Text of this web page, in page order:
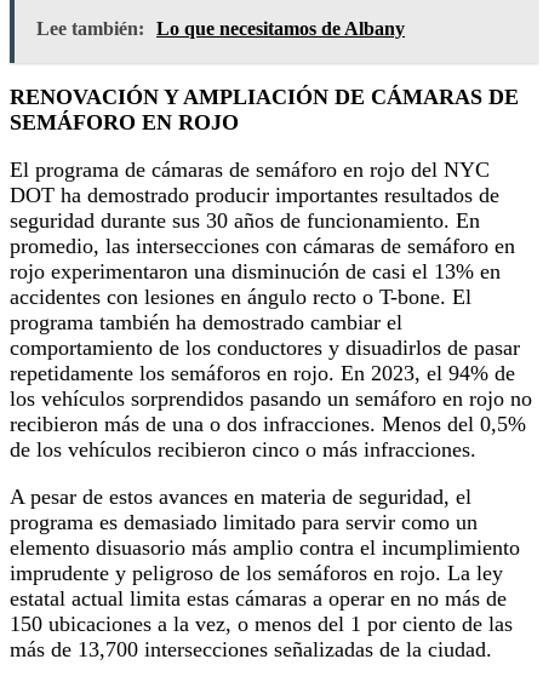
Lee también: Lo que necesitamos de Albany
RENOVACIÓN Y AMPLIACIÓN DE CÁMARAS DE
SEMÁFORO EN ROJO
El programa de cámaras de semáforo en rojo del NYC
DOT ha demostrado producir importantes resultados de
seguridad durante sus 30 años de funcionamiento. En
promedio, las intersecciones con cámaras de semáforo en
rojo experimentaron una disminución de casi el 13% en
accidentes con lesiones en ángulo recto o T-bone. El
programa también ha demostrado cambiar el
comportamiento de los conductores y disuadirlos de pasar
repetidamente los semáforos en rojo. En 2023, el 94% de
los vehículos sorprendidos pasando un semáforo en rojo no
recibieron más de una o dos infracciones. Menos del 0,5%
de los vehículos recibieron cinco o más infracciones.
A pesar de estos avances en materia de seguridad, el
programa es demasiado limitado para servir como un
elemento disuasorio más amplio contra el incumplimiento
imprudente y peligroso de los semáforos en rojo. La ley
estatal actual limita estas cámaras a operar en no más de
150 ubicaciones a la vez, o menos del 1 por ciento de las
más de 13,700 intersecciones señalizadas de la ciudad.